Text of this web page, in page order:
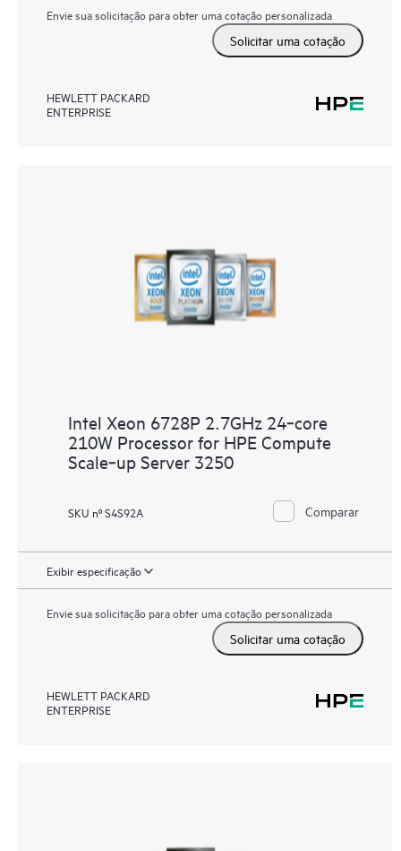
Envie sua solicitação para obter uma cotação personalizada
Solicitar uma cotação
HEWLETT PACKARD
ENTERPRISE
Intel Xeon 6728P 2.7GHz 24‑core
210W Processor for HPE Compute
Scale‑up Server 3250
SKU nº S4S92A Comparar
Exibir especificação
Envie sua solicitação para obter uma cotação personalizada
Solicitar uma cotação
HEWLETT PACKARD
ENTERPRISE